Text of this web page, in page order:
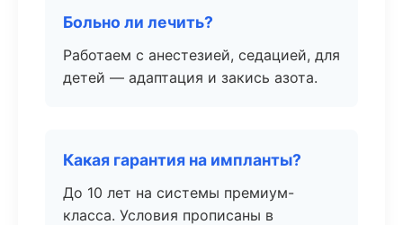
Больно ли лечить?
Работаем с анестезией, седацией, для
детей — адаптация и закись азота.
Какая гарантия на импланты?
До 10 лет на системы премиум-
класса. Условия прописаны в